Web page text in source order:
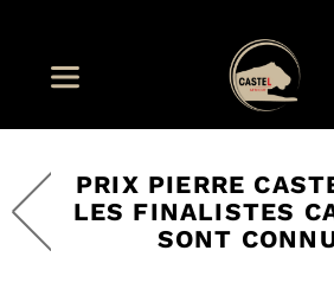
PRIX PIERRE
LES FINALISTES
SONT